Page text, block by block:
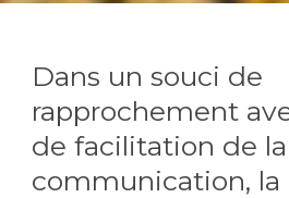
Dans un souci de
rapprochement
de facilitation de la
communication, la